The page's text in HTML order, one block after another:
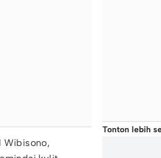
Wibisono,
Tonton lebih